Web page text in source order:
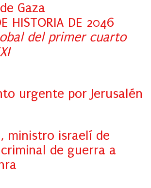
Gaza
HISTORIA DE 2046
del primer cuarto
urgente por Jerusalén
ministro israelí de
de guerra a